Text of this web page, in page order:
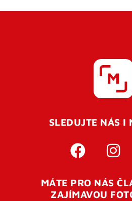
Pro úspěšné dokončení
vaší e-mailovouadresu. Po
otevření tohoto odkazu se váš
přihlásit. Nezapomeňte
SLEDUJTE NÁS I
MÁTE PRO NÁS
ZAJÍMAVOU